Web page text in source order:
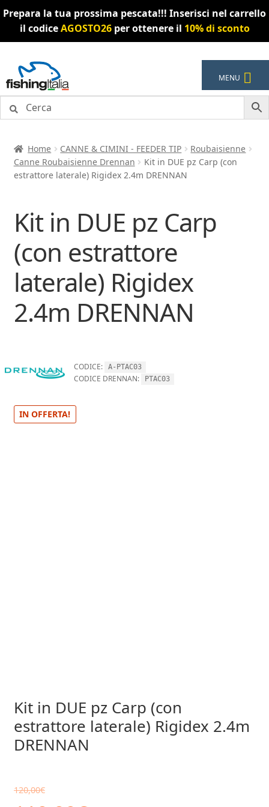
Prepara la tua prossima pescata!!! Inserisci nel carrello
il codiceAGOSTO26per ottenere il 10% di sconto
alla
navigazione
al
contenuto
MENU
Home CANNE & CIMINI - FEEDER TIP
Roubaisienne
Canne Roubaisienne Drennan
Kit in DUE pz Carp (con
estrattore laterale) Rigidex 2.4m DRENNAN
Kit in DUE pz Carp
(con estrattore
laterale) Rigidex
2.4m DRENNAN
CODICE: A-PTAC03
CODICE DRENNAN: PTAC03
IN OFFERTA!
Kit in DUE pz Carp (con
estrattore laterale) Rigidex 2.4m
DRENNAN
120,00€